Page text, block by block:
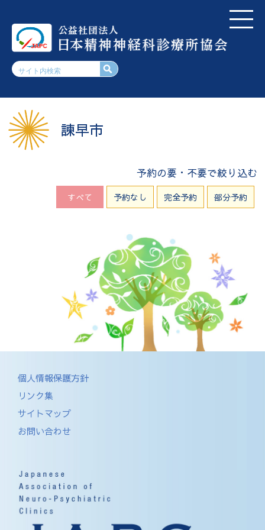
諫早市
予約の要・不要で絞り込む
すべて 予約なし 完全予約 部分予約
個人情報保護方針
リンク集
サイトマップ
お問い合わせ